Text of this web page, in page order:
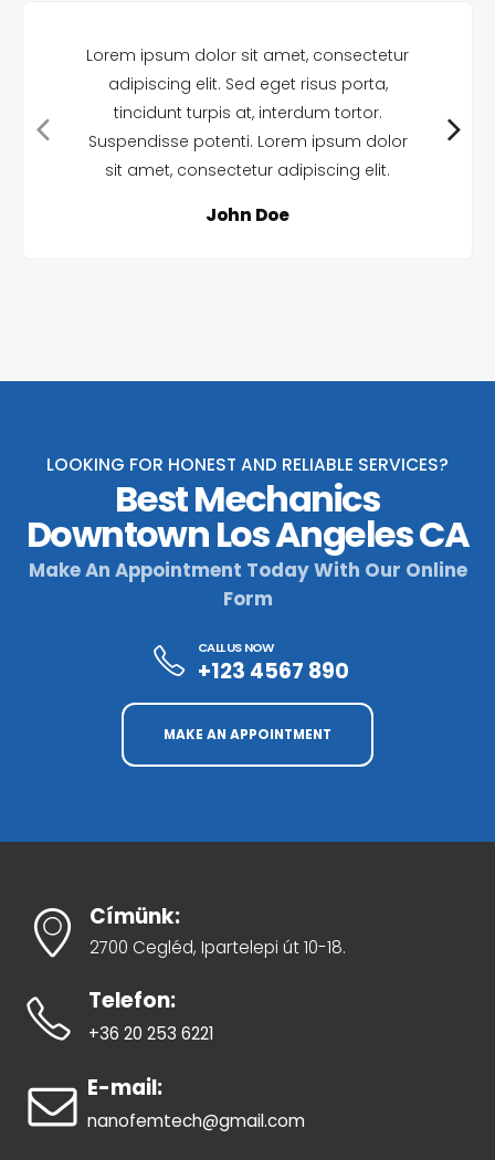
Lorem ipsum dolor sit amet, consectetur
adipiscing elit. Sed eget risus porta,
tincidunt turpis at, interdum tortor.
Suspendisse potenti. Lorem ipsum dolor
sit amet, consectetur adipiscing elit.
John Doe
LOOKING FOR HONEST AND RELIABLE SERVICES?
Best Mechanics
Downtown Los Angeles CA
Make An Appointment Today With Our Online
Form
CALL US NOW
+123 4567 890
MAKE AN APPOINTMENT
Címünk:
2700 Cegléd, Ipartelepi út 10-18.
Telefon:
+36 20 253 6221
E-mail:
nanofemtech@gmail.com